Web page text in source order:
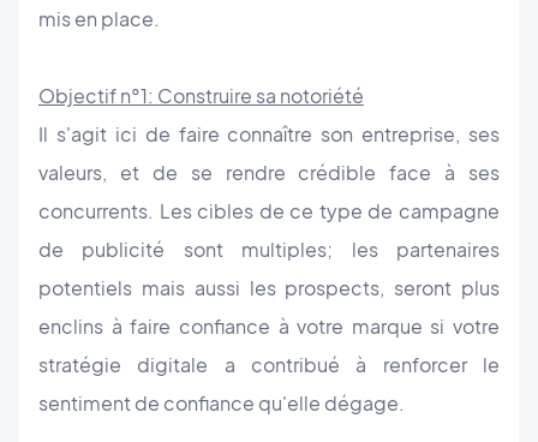
mis en place.
Objectif n°1: Construire sa notoriété
Il s'agit ici de faire connaître son entreprise, ses
valeurs, et de se rendre crédible face à ses
concurrents. Les cibles de ce type de campagne
de publicité sont multiples; les partenaires
potentiels mais aussi les prospects, seront plus
enclins à faire confiance à votre marque si votre
stratégie digitale a contribué à renforcer le
sentiment de confiance qu'elle dégage.